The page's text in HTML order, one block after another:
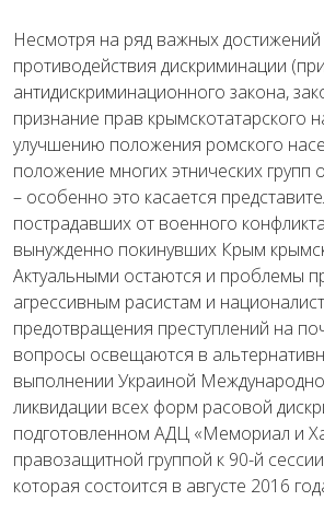
Несмотря на ряд важных
противодействия дискриминации
антидискриминационного закона,
признание прав крымскотатарского
улучшению положения ромского
положение многих этнических групп
– особенно это касается
пострадавших от военного
вынужденно покинувших Крым
Актуальными остаются и проблемы
агрессивным расистам и
предотвращения преступлений на
вопросы освещаются в
выполнении Украиной
ликвидации всех форм расовой
подготовленном АДЦ «Мемориал и
правозащитной группой к 90-й
которая состоится в августе 2016